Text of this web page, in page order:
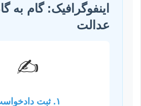
اینفوگرافیک: گام به
عدالت
✍️
۱. ثبت دادخواست